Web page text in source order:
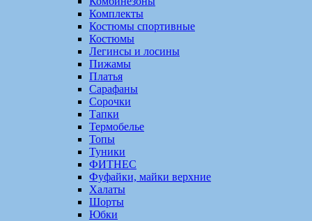
Комплекты
Костюмы спортивные
Костюмы
Легинсы и лосины
Пижамы
Платья
Сарафаны
Сорочки
Тапки
Термобелье
Топы
Туники
ФИТНЕС
Фуфайки, майки верхние
Халаты
Шорты
Юбки